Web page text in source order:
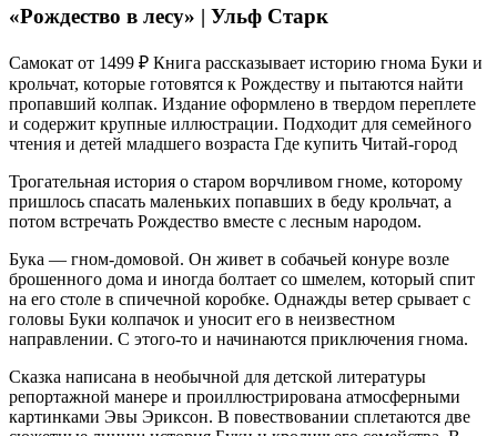
«Рождество в лесу» | Ульф Старк
Самокат от 1499 ₽ Книга рассказывает историю гнома Буки и
крольчат, которые готовятся к Рождеству и пытаются найти
пропавший колпак. Издание оформлено в твердом переплете
и содержит крупные иллюстрации. Подходит для семейного
чтения и детей младшего возраста Где купить Читай-город
Трогательная история о старом ворчливом гноме, которому
пришлось спасать маленьких попавших в беду крольчат, а
потом встречать Рождество вместе с лесным народом.
Бука — гном-домовой. Он живет в собачьей конуре возле
брошенного дома и иногда болтает со шмелем, который спит
на его столе в спичечной коробке. Однажды ветер срывает с
головы Буки колпачок и уносит его в неизвестном
направлении. С этого-то и начинаются приключения гнома.
Сказка написана в необычной для детской литературы
репортажной манере и проиллюстрирована атмосферными
картинками Эвы Эриксон. В повествовании сплетаются две